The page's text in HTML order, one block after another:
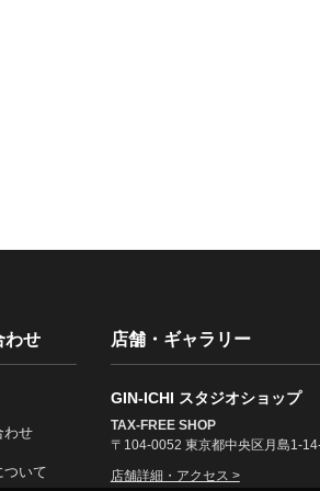
わせ
わせ
ついて
店舗・ギャラリー
GIN-ICHI スタジオショップ
TAX-FREE SHOP
〒104-0052 東京都中央区月島1-
店舗詳細・アクセス >